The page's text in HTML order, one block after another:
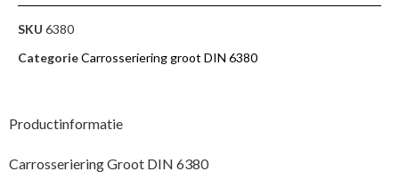
SKU 6380
CategorieCarrosseriering groot DIN 6380
Productinformatie
Carrosseriering Groot DIN 6380